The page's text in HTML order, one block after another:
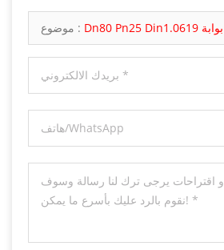
موضوع :